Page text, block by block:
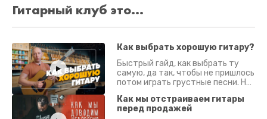
Гитарный клуб это...
Как выбрать хорошую гитару?
Быстрый гайд, как выбрать ту
самую, да так, чтобы не пришлось
потом играть грустные песни. На
Как мы отстраиваем гитары
перед продажей